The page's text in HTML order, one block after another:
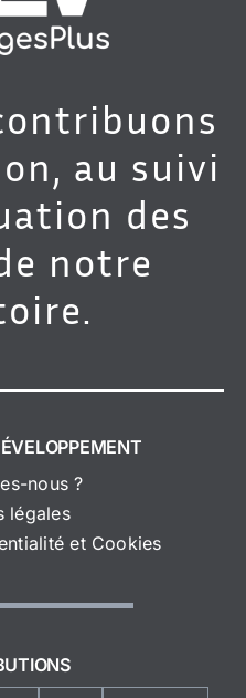
au suivi
des
notre
nous ?
légales
et Cookies